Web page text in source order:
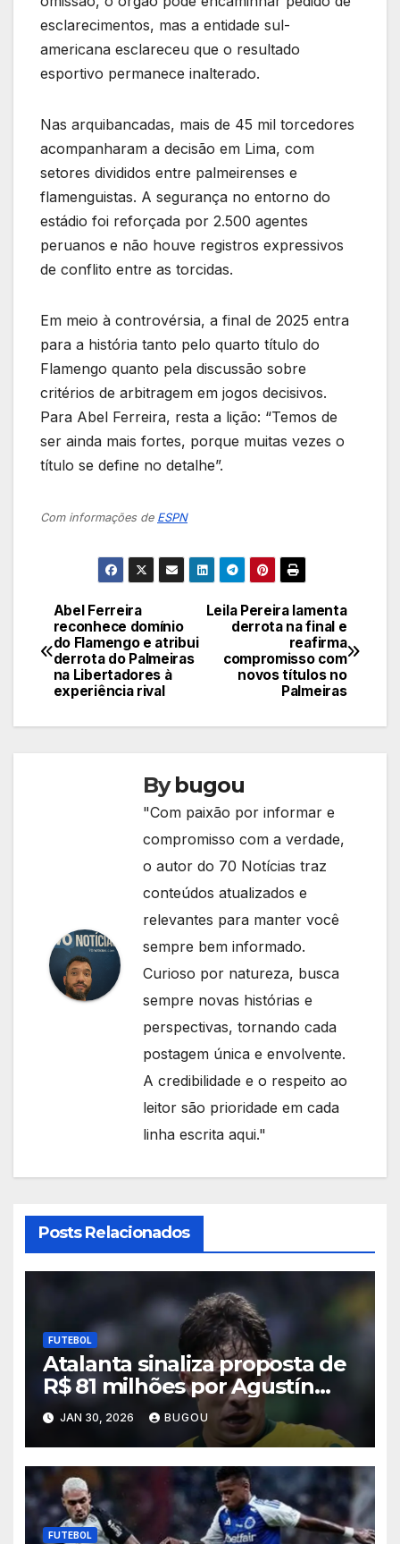
esclarecimentos, mas a entidade sul-
americana esclareceu que o resultado
esportivo permanece inalterado.
Nas arquibancadas, mais de 45 mil torcedores
acompanharam a decisão em Lima, com
setores divididos entre palmeirenses e
flamenguistas. A segurança no entorno do
estádio foi reforçada por 2.500 agentes
peruanos e não houve registros expressivos
de conflito entre as torcidas.
Em meio à controvérsia, a final de 2025 entra
para a história tanto pelo quarto título do
Flamengo quanto pela discussão sobre
critérios de arbitragem em jogos decisivos.
Para Abel Ferreira, resta a lição: “Temos de
ser ainda mais fortes, porque muitas vezes o
título se define no detalhe”.
Com informações de ESPN
Navegação
de
Post
Leila Pereira lamenta
derrota na final e
reafirma
compromisso com
novos títulos no
Palmeiras
Abel Ferreira
reconhece domínio
do Flamengo e atribui
derrota do Palmeiras
na Libertadores à
experiência rival
Bybugou
"Com paixão por informar e
compromisso com a verdade,
o autor do 70 Notícias traz
conteúdos atualizados e
relevantes para manter você
sempre bem informado.
Curioso por natureza, busca
sempre novas histórias e
perspectivas, tornando cada
postagem única e envolvente.
A credibilidade e o respeito ao
leitor são prioridade em cada
linha escrita aqui."
Posts Relacionados
FUTEBOL
Atalanta sinaliza proposta de
R$ 81 milhões por Agustín
Giay, e Palmeiras admite
negociar lateral
JAN 30, 2026 BUGOU
FUTEBOL